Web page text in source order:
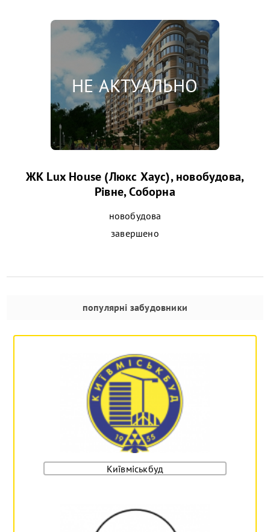
ЖК Lux House (Люкс Хаус), новобудова,
Рівне, Соборна
новобудова
завершено
популярні забудовники
Київміськбуд